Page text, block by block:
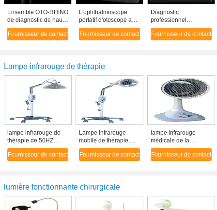
Ensemble OTO-RHINO
de diagnostic de haute
performance, C.A.
réglé 220V
Fournisseur de contact
L'ophthalmoscope
portatif d'otoscope a
placé avec la grande
tache/petite forme
Fournisseur de contact
Diagnostic
professionnel
d'ophthalmoscope
d'otoscope réglé pour
Fournisseur de contact
Lampe infrarouge de thérapie
lampe infrarouge de
thérapie de 50HZ
AC220V 400W, lampe
de thérapie de
Fournisseur de contact
Lampe infrarouge
mobile de thérapie,
dispositifs de thérapie
de la lumière 400W
Fournisseur de contact
lampe infrarouge
médicale de la
thérapie 400W pour le
traitement et les soins
Fournisseur de contact
lumière fonctionnante chirurgicale